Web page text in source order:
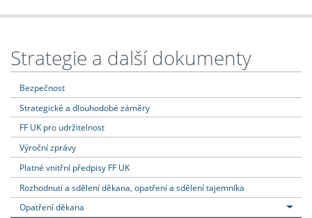
Strategie a další dokumenty
Bezpečnost
Strategické a dlouhodobé záměry
FF UK pro udržitelnost
Výroční zprávy
Platné vnitřní předpisy FF UK
Rozhodnutí a sdělení děkana, opatření a sdělení tajemníka
Opatření děkana